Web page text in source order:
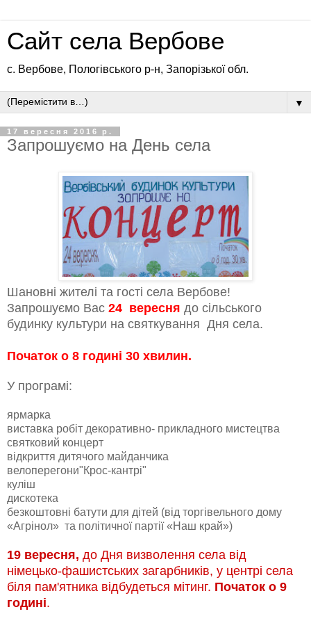
Сайт села Вербове
с. Вербове, Пологівського р-н, Запорізької обл.
▼
17 вересня 2016 р.
Запрошуємо на День села
Шановні жителі та гості села Вербове!
Запрошуємо Вас 24 вересня до сільського
будинку культури на святкування Дня села.
Початок о 8 годині 30 хвилин.
У програмі:
ярмарка
виставка робіт декоративно- прикладного мистецтва
святковий концерт
відкриття дитячого майданчика
велоперегони"Крос-кантрі"
куліш
дискотека
безкоштовні батути для дітей (від торгівельного дому
«Агрінол» та політичної партії «Наш край»)
19 вересня, до Дня визволення села від
німецько-фашистських загарбників, у центрі села
біля пам'ятника відбудеться мітинг. Початок о 9
годині.